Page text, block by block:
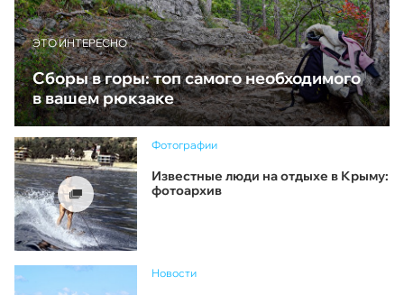
ЭТО ИНТЕРЕСНО
Сборы в горы: топ самого необходимого
в вашем рюкзаке
Фотографии
Известные люди на отдыхе в Крыму:
фотоархив
Новости